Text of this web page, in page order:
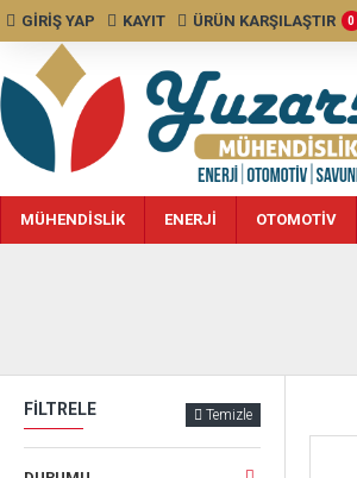
GIRIŞ YAP KAYIT ÜRÜN KARŞILAŞTIR 0
MÜHENDISLIK ENERJI OTOMOTIV
FILTRELE Temizle